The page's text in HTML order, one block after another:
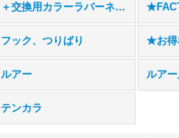
＋交換用カラーラバーネット
フック、つりばり
ルアー ルア
テンカラ